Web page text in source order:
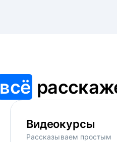
всё
Видеокурсы
Рассказываем простым